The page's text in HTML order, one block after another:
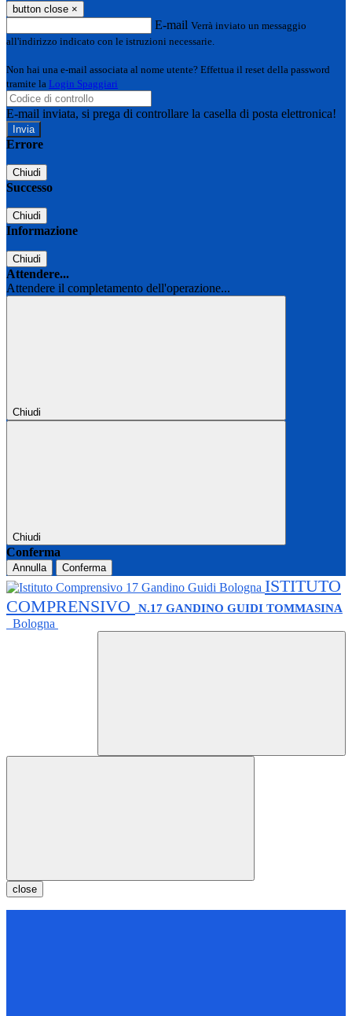
button close ×
E-mail Verrà inviato un messaggio
all'indirizzo indicato con le istruzioni necessarie.
Non hai una e-mail associata al nome utente? Effettua il reset della password
tramite la Login Spaggiari
E-mail inviata, si prega di controllare la casella di posta elettronica!
Errore
Chiudi
Successo
Chiudi
Informazione
Chiudi
Attendere...
Attendere il completamento dell'operazione...
Chiudi
Chiudi
Conferma
Annulla Conferma
ISTITUTO
COMPRENSIVO
N.17 GANDINO GUIDI TOMMASINA
Bologna
close